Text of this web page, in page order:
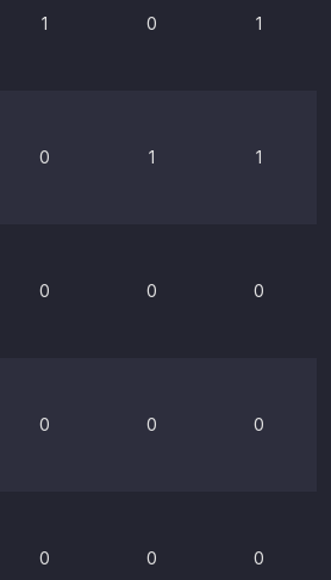
1 0 1
0 1 1
0 0 0
0 0 0
0 0 0